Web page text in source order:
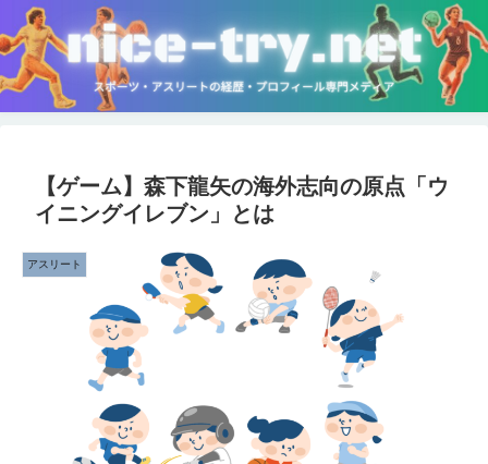
【ゲーム】森下龍矢の海外志向の原点「ウ
イニングイレブン」とは
アスリート